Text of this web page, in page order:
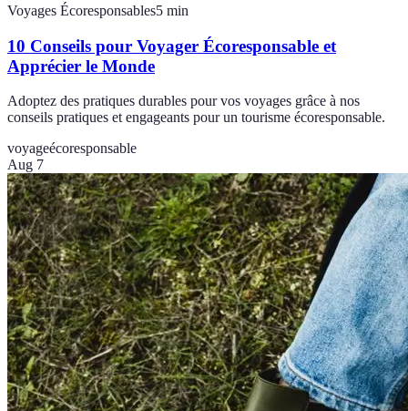
Voyages Écoresponsables5 min
10 Conseils pour Voyager Écoresponsable et
Apprécier le Monde
Adoptez des pratiques durables pour vos voyages grâce à nos
conseils pratiques et engageants pour un tourisme écoresponsable.
voyageécoresponsable
Aug 7